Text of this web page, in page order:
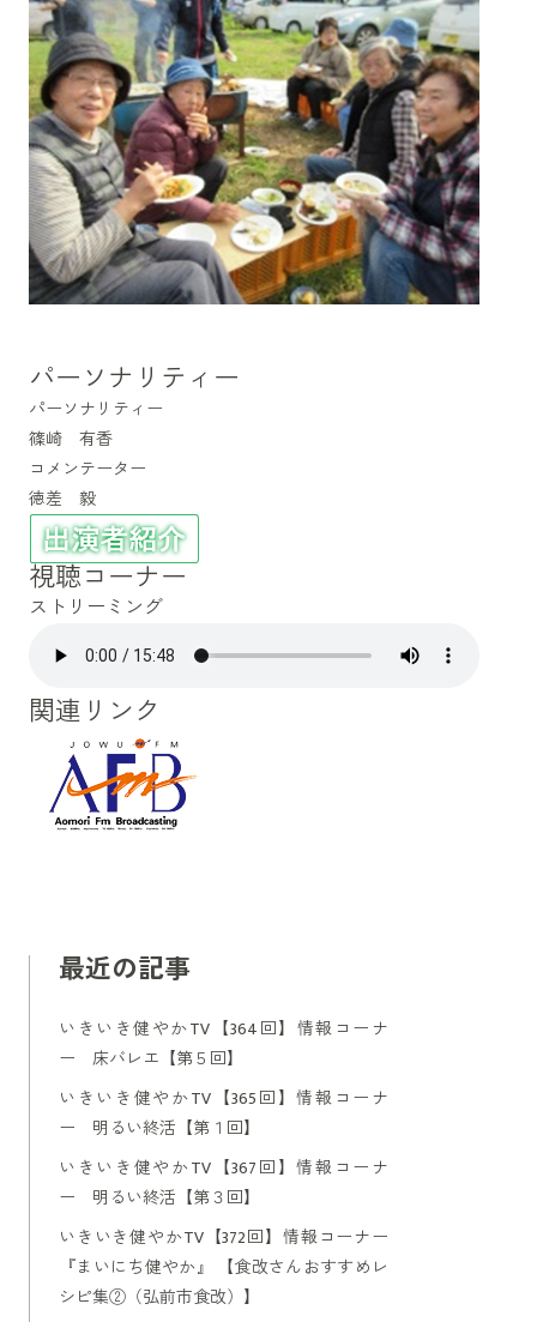
パーソナリティー
パーソナリティー
篠崎 有香
コメンテーター
徳差 毅
視聴コーナー
ストリーミング
関連リンク
最近の記事
いきいき健やかTV【364回】情報コーナ
ー 床バレエ【第５回】
いきいき健やかTV【365回】情報コーナ
ー 明るい終活【第１回】
いきいき健やかTV【367回】情報コーナ
ー 明るい終活【第３回】
いきいき健やかTV【372回】情報コーナー
『まいにち健やか』 【食改さんおすすめレ
シピ集②（弘前市食改）】